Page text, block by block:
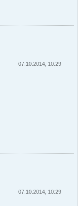
07.10.2014, 10:29
07.10.2014, 10:29